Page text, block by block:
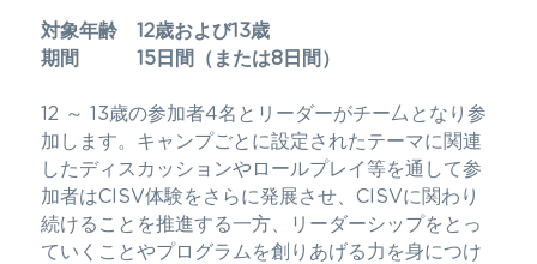
対象年齢　12歳および13歳​
期間　　　15日間（または8日間）
12 ～ 13歳の参加者4名とリーダーがチー厶となり参
加します。キャンプごとに設定されたテーマに関連
したディスカッションやロールプレイ等を通して参
加者はCISV体験をさらに発展させ、CISVに関わり
続けることを推進する一方、リーダーシップをとっ
ていくことやプログラムを創りあげる力を身につけ